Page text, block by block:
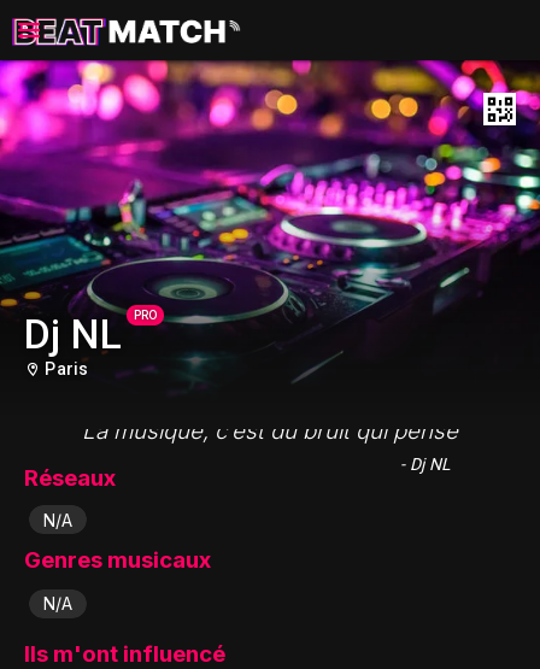
Dj NL PRO
Paris
"La musique, c’est du bruit qui pense"
- Dj NL
Réseaux
N/A
Genres musicaux
N/A
Ils m'ont influencé